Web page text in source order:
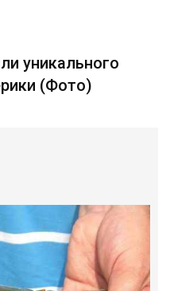
уникального
(Фото)